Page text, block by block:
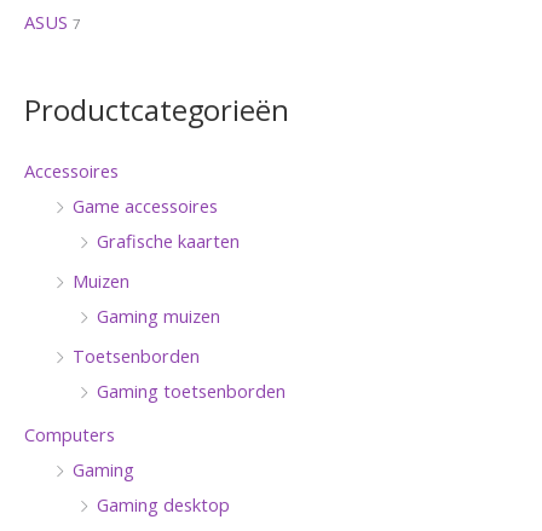
ASUS 7
Productcategorieën
Accessoires
Game accessoires
Grafische kaarten
Muizen
Gaming muizen
Toetsenborden
Gaming toetsenborden
Computers
Gaming
Gaming desktop